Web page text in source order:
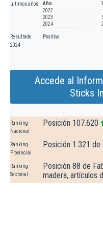
últimos años
Año
2022
2023
2024
Resultado
2024
Positivo
Accede al
Sticks
Ranking
Nacional
Posición 107.620
Ranking
Provincial
Posición 1.321 de
Ranking
Sectorial
Posición 88 de
madera, artículos